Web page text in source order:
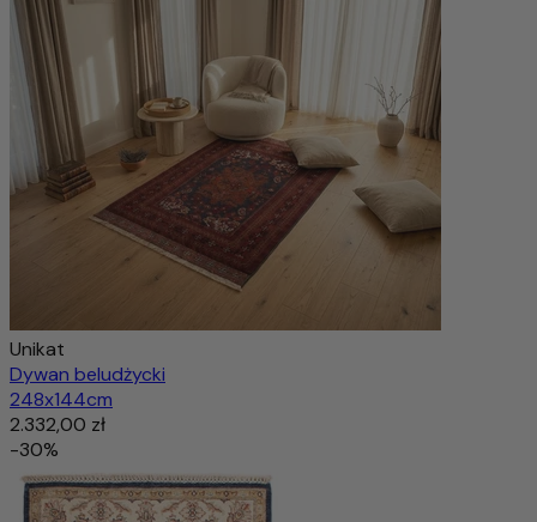
Unikat
Dywan beludżycki
248x144cm
2.332,00 zł
-30%